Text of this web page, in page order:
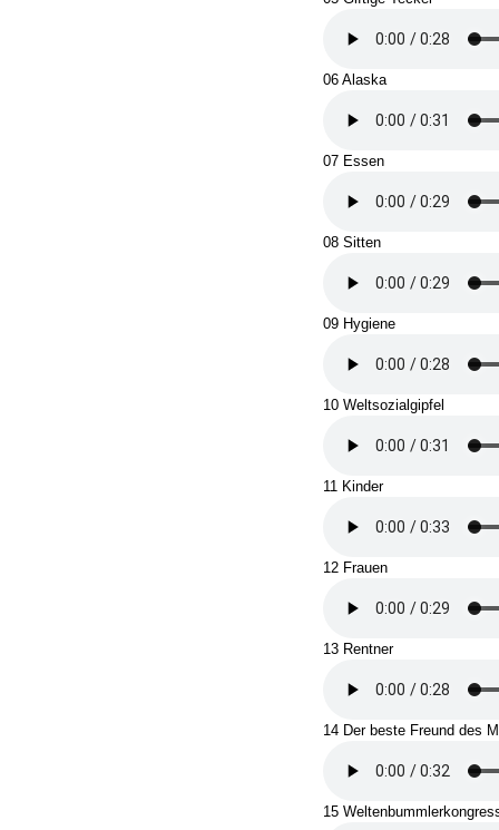
06 Alaska
07 Essen
08 Sitten
09 Hygiene
10 Weltsozialgipfel
11 Kinder
12 Frauen
13 Rentner
14 Der beste Freund des
15